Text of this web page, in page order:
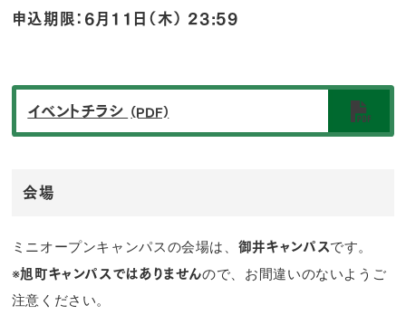
申込期限：6月11日（木） 23:59
イベントチラシ (PDF)
会場
ミニオープンキャンパスの会場は、 御井キャンパス です。
※旭町キャンパスではありませんので、お間違いのないようご
注意ください。